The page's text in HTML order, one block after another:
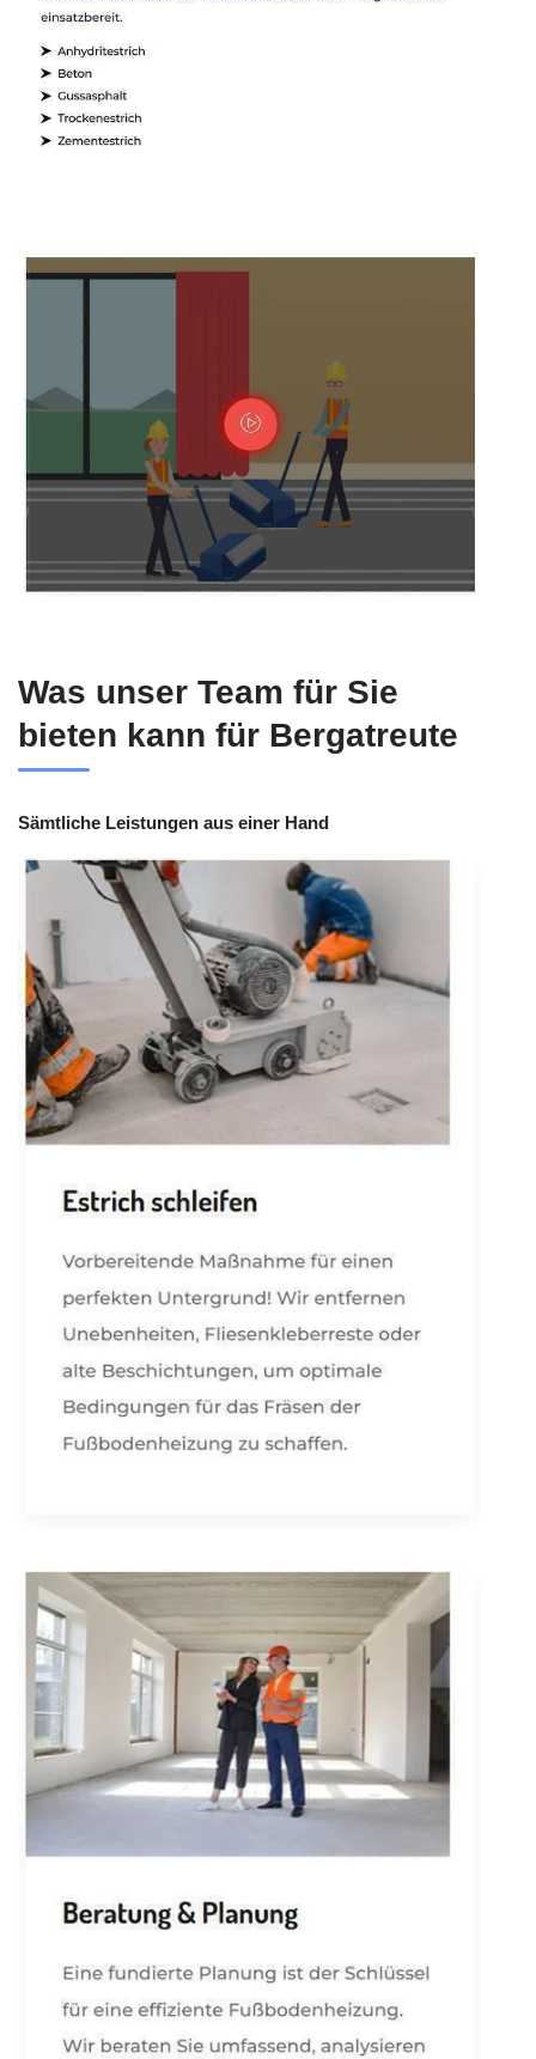
Was unser Team für Sie
bieten kann für Bergatreute
Sämtliche Leistungen aus einer Hand